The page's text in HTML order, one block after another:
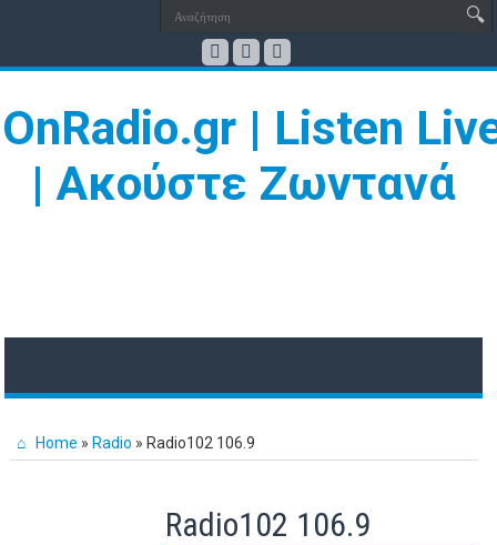
Home » Radio » Radio102 106.9
Radio102 106.9